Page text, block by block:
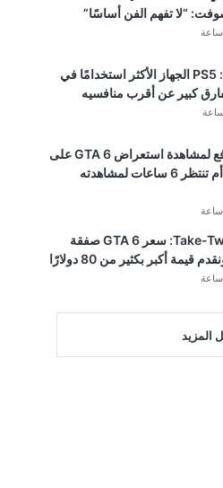
“لا تفهم الفن أساسًا”
استطلاع: PS5 الجهاز الأكثر استخدامًا في
كبير عن أقرب منافسيه
هل ستدفع لمشاهدة استعراض GTA 6 على
Netflix أم تنتظر 6 ساعات لمشاهدته
رئيس Take-Two: سعر GTA 6 صفقة
قيمة أكبر بكثير من 80 دولارًا
المزيد